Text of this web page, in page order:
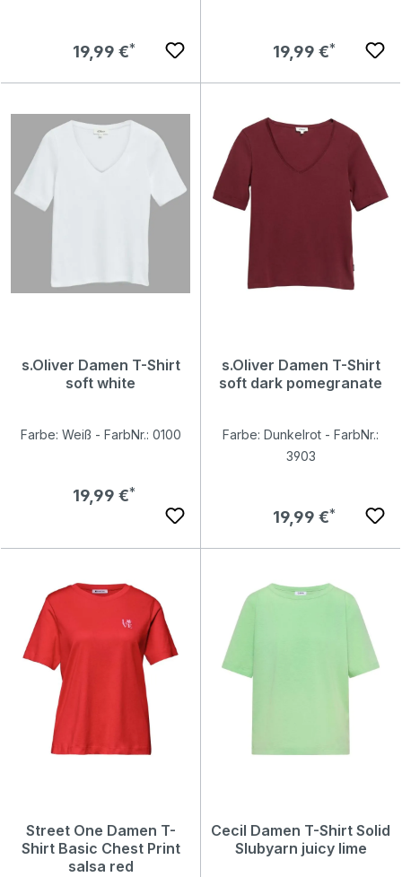
Regulärer Preis:
19,99 € Regulärer Preis:
19,99 €
s.Oliver Damen T-Shirt
soft white
Farbe: Weiß - FarbNr.: 0100
Regulärer Preis:
19,99 €
s.Oliver Damen T-Shirt
soft dark pomegranate
Farbe: Dunkelrot - FarbNr.:
3903
Regulärer Preis:
19,99 €
Street One Damen T-
Shirt Basic Chest Print
salsa red
Cecil Damen T-Shirt Solid
Slubyarn juicy lime